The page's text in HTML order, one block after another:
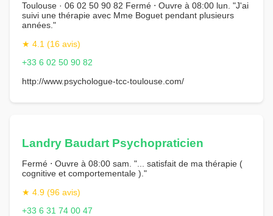
Toulouse · 06 02 50 90 82 Fermé ⋅ Ouvre à 08:00 lun. "J'ai
suivi une thérapie avec Mme Boguet pendant plusieurs
années."
★ 4.1 (16 avis)
+33 6 02 50 90 82
http://www.psychologue-tcc-toulouse.com/
Landry Baudart Psychopraticien
Fermé ⋅ Ouvre à 08:00 sam. "... satisfait de ma thérapie (
cognitive et comportementale )."
★ 4.9 (96 avis)
+33 6 31 74 00 47